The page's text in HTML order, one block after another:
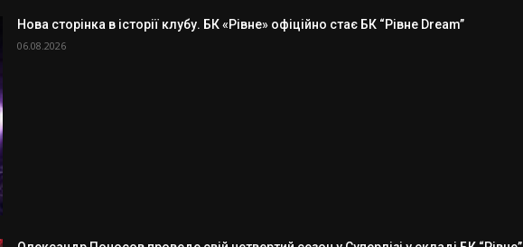
Нова сторінка в історії клубу. БК «Рівне» офіційно стає БК “Рівне Dream”
06.08.2026